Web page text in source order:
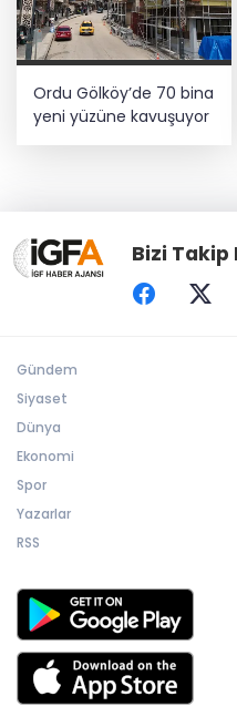
Ordu Gölköy’de 70 bina
yeni yüzüne kavuşuyor
Bizi Takip
Gündem
Siyaset
Dünya
Ekonomi
Spor
Yazarlar
RSS